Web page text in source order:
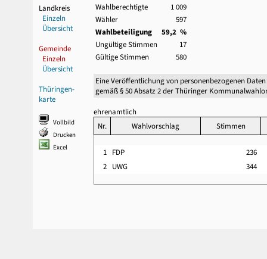
Landkreis
Einzeln
Übersicht
Gemeinde
Einzeln
Übersicht
Thüringen-
karte
Vollbild
Drucken
Excel
Wahlberechtigte
1 009
Wähler
597
Wahlbeteiligung
59,2 %
Ungültige Stimmen
17
Gültige Stimmen
580
Eine Veröffentlichung von personenbezogenen
gemäß § 50 Absatz 2 der Thüringer
ehrenamtlich
Nr.
Wahlvorschlag Stimmen
1 FDP
236
2 UWG 344